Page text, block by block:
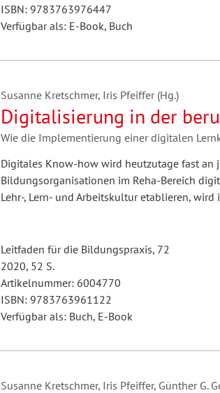
ISBN: 9783763976447
Verfügbar als: E-Book, Buch
Susanne Kretschmer, Iris Pfeiffer (Hg.)
Digitalisierung in der
Wie die Implementierung einer digitalen
Digitales Know-how wird heutzutage fast an
Bildungsorganisationen im Reha-Bereich
Lehr-, Lern- und Arbeitskultur etablieren,
Leitfaden für die Bildungspraxis, 72
2020, 52 S.
Artikelnummer: 6004770
ISBN: 9783763961122
Verfügbar als: Buch, E-Book
Susanne Kretschmer, Iris Pfeiffer, Günther G.